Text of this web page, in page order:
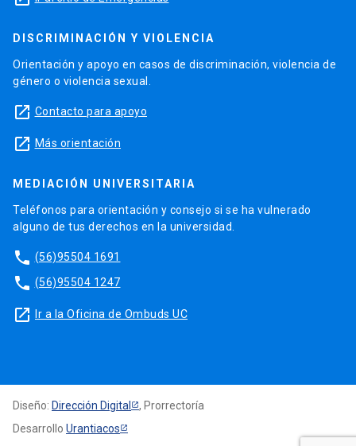
DISCRIMINACIÓN Y VIOLENCIA
Orientación y apoyo en casos de discriminación, violencia de
género o violencia sexual.
launch Contacto para apoyo
launch Más orientación
MEDIACIÓN UNIVERSITARIA
Teléfonos para orientación y consejo si se ha vulnerado
alguno de tus derechos en la universidad.
phone (56)95504 1691
phone (56)95504 1247
launch Ir a la Oficina de Ombuds UC
Diseño: Dirección Digital
, Prorrectoría
Desarrollo Urantiacos